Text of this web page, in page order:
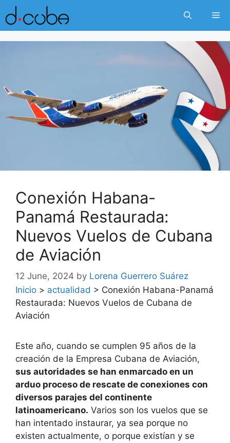
Skip
to
content
Conexión Habana-
Panamá Restaurada:
Nuevos Vuelos de Cubana
de Aviación
12 June, 2024 by Lorena Guerrero Suárez
Inicio > actualidad > Conexión Habana-Panamá
Restaurada: Nuevos Vuelos de Cubana de
Aviación
Este año, cuando se cumplen 95 años de la
creación de la Empresa Cubana de Aviación,
sus autoridades se han enmarcado en un
arduo proceso de rescate de conexiones con
diversos parajes del continente
latinoamericano. Varios son los vuelos que se
han intentado instaurar, ya sea porque no
existen actualmente, o porque existían y se